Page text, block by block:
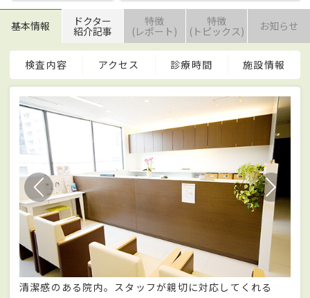
基本情報 ドクター
紹介記事
特徴
(レポート)
特徴
(トピックス) お知らせ
検査内容 アクセス 診療時間 施設情報
清潔感のある院内。スタッフが親切に対応してくれる